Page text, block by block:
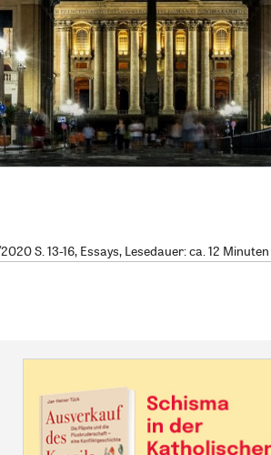
S. 13-16, Essays, Lesedauer: ca. 12 Minuten